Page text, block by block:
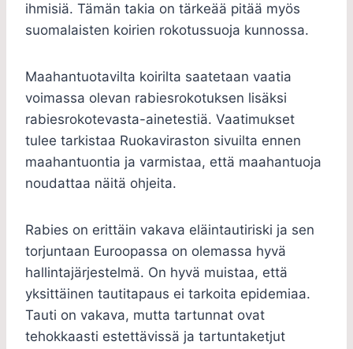
ihmisiä. Tämän takia on tärkeää pitää myös
suomalaisten koirien rokotussuoja kunnossa.
Maahantuotavilta koirilta saatetaan vaatia
voimassa olevan rabiesrokotuksen lisäksi
rabiesrokotevasta-ainetestiä. Vaatimukset
tulee tarkistaa Ruokaviraston sivuilta ennen
maahantuontia ja varmistaa, että maahantuoja
noudattaa näitä ohjeita.
Rabies on erittäin vakava eläintautiriski ja sen
torjuntaan Euroopassa on olemassa hyvä
hallintajärjestelmä. On hyvä muistaa, että
yksittäinen tautitapaus ei tarkoita epidemiaa.
Tauti on vakava, mutta tartunnat ovat
tehokkaasti estettävissä ja tartuntaketjut